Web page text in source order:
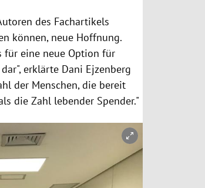
des Fachartikels
können, neue Hoffnung.
für eine neue Option für
erklärte Dani Ejzenberg
der Menschen, die bereit
die Zahl lebender Spender."